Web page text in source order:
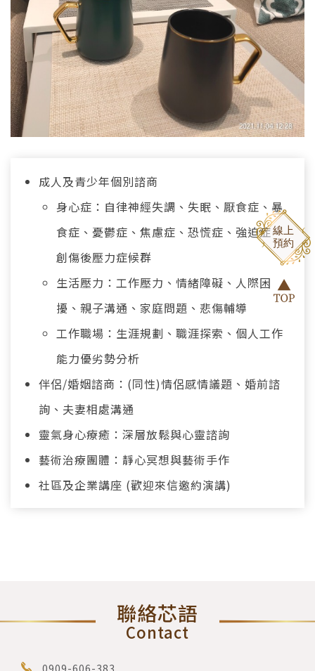
成人及青少年個別諮商
身心症：自律神經失調、失眠、厭食症、暴
食症、憂鬱症、焦慮症、恐慌症、強迫症、
創傷後壓力症候群
生活壓力：工作壓力、情緒障礙、人際困
擾、親子溝通、家庭問題、悲傷輔導
工作職場：生涯規劃、職涯探索、個人工作
能力優劣勢分析
伴侶/婚姻諮商：(同性)情侶感情議題、婚前諮
詢、夫妻相處溝通
靈氣身心療癒：深層放鬆與心靈諮詢
藝術治療團體：靜心冥想與藝術手作
社區及企業講座 (歡迎來信邀約演講)
聯絡芯語
Contact